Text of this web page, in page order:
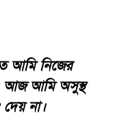
আমি নিজের
আজ আমি অসুস্থ
না।